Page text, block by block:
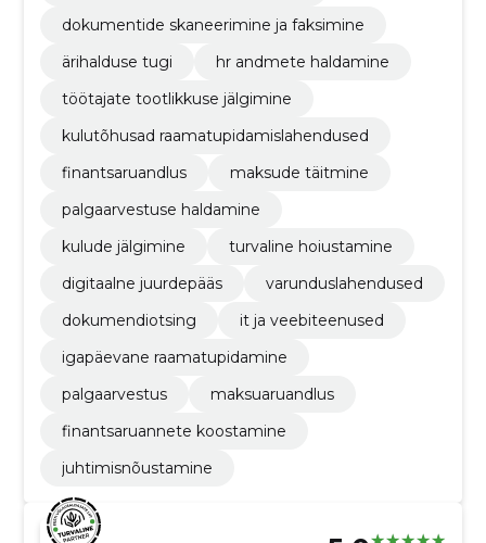
dokumentide skaneerimine ja faksimine
ärihalduse tugi
hr andmete haldamine
töötajate tootlikkuse jälgimine
kulutõhusad raamatupidamislahendused
finantsaruandlus
maksude täitmine
palgaarvestuse haldamine
kulude jälgimine
turvaline hoiustamine
digitaalne juurdepääs
varunduslahendused
dokumendiotsing
it ja veebiteenused
igapäevane raamatupidamine
palgaarvestus
maksuaruandlus
finantsaruannete koostamine
juhtimisnõustamine